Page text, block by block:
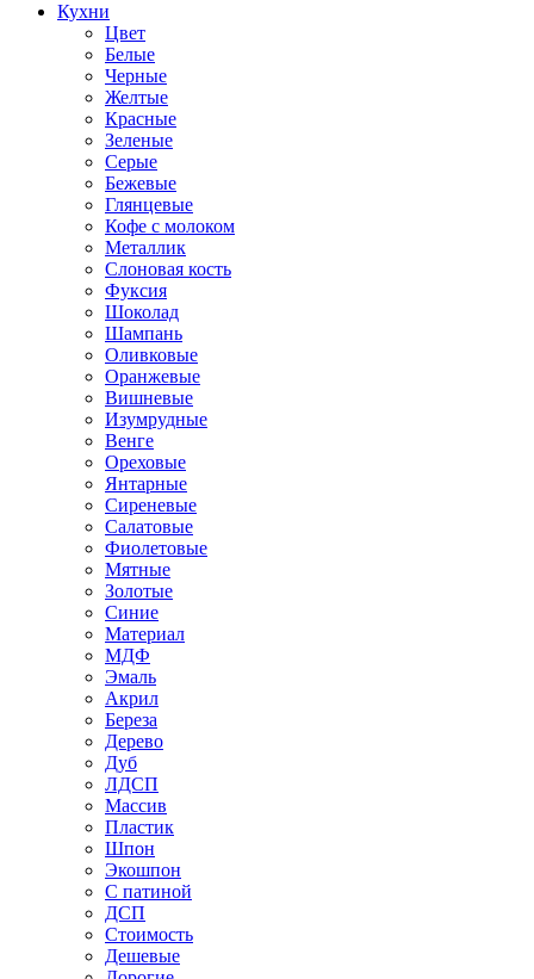
Кухни
Цвет
Белые
Черные
Желтые
Красные
Зеленые
Серые
Бежевые
Глянцевые
Кофе с молоком
Металлик
Слоновая кость
Фуксия
Шоколад
Шампань
Оливковые
Оранжевые
Вишневые
Изумрудные
Венге
Ореховые
Янтарные
Сиреневые
Салатовые
Фиолетовые
Мятные
Золотые
Синие
Материал
МДФ
Эмаль
Акрил
Береза
Дерево
Дуб
ЛДСП
Массив
Пластик
Шпон
Экошпон
С патиной
ДСП
Стоимость
Дешевые